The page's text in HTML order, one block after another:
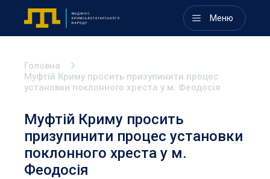
Меню
Головна
Муфтій Криму просить призупинити процес
установки поклонного хреста у м. Феодосія
Муфтій Криму просить
призупинити процес установки
поклонного хреста у м.
Феодосія